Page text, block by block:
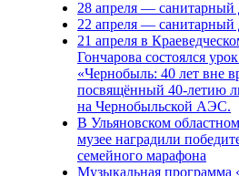
28 апреля — санитарный
22 апреля — санитарный
21 апреля в
Гончарова состоялся
«Чернобыль: 40 лет вне
посвящённый 40-летию
на Чернобыльской АЭС.
В Ульяновском
музее наградили
семейного марафона
Музыкальная программа